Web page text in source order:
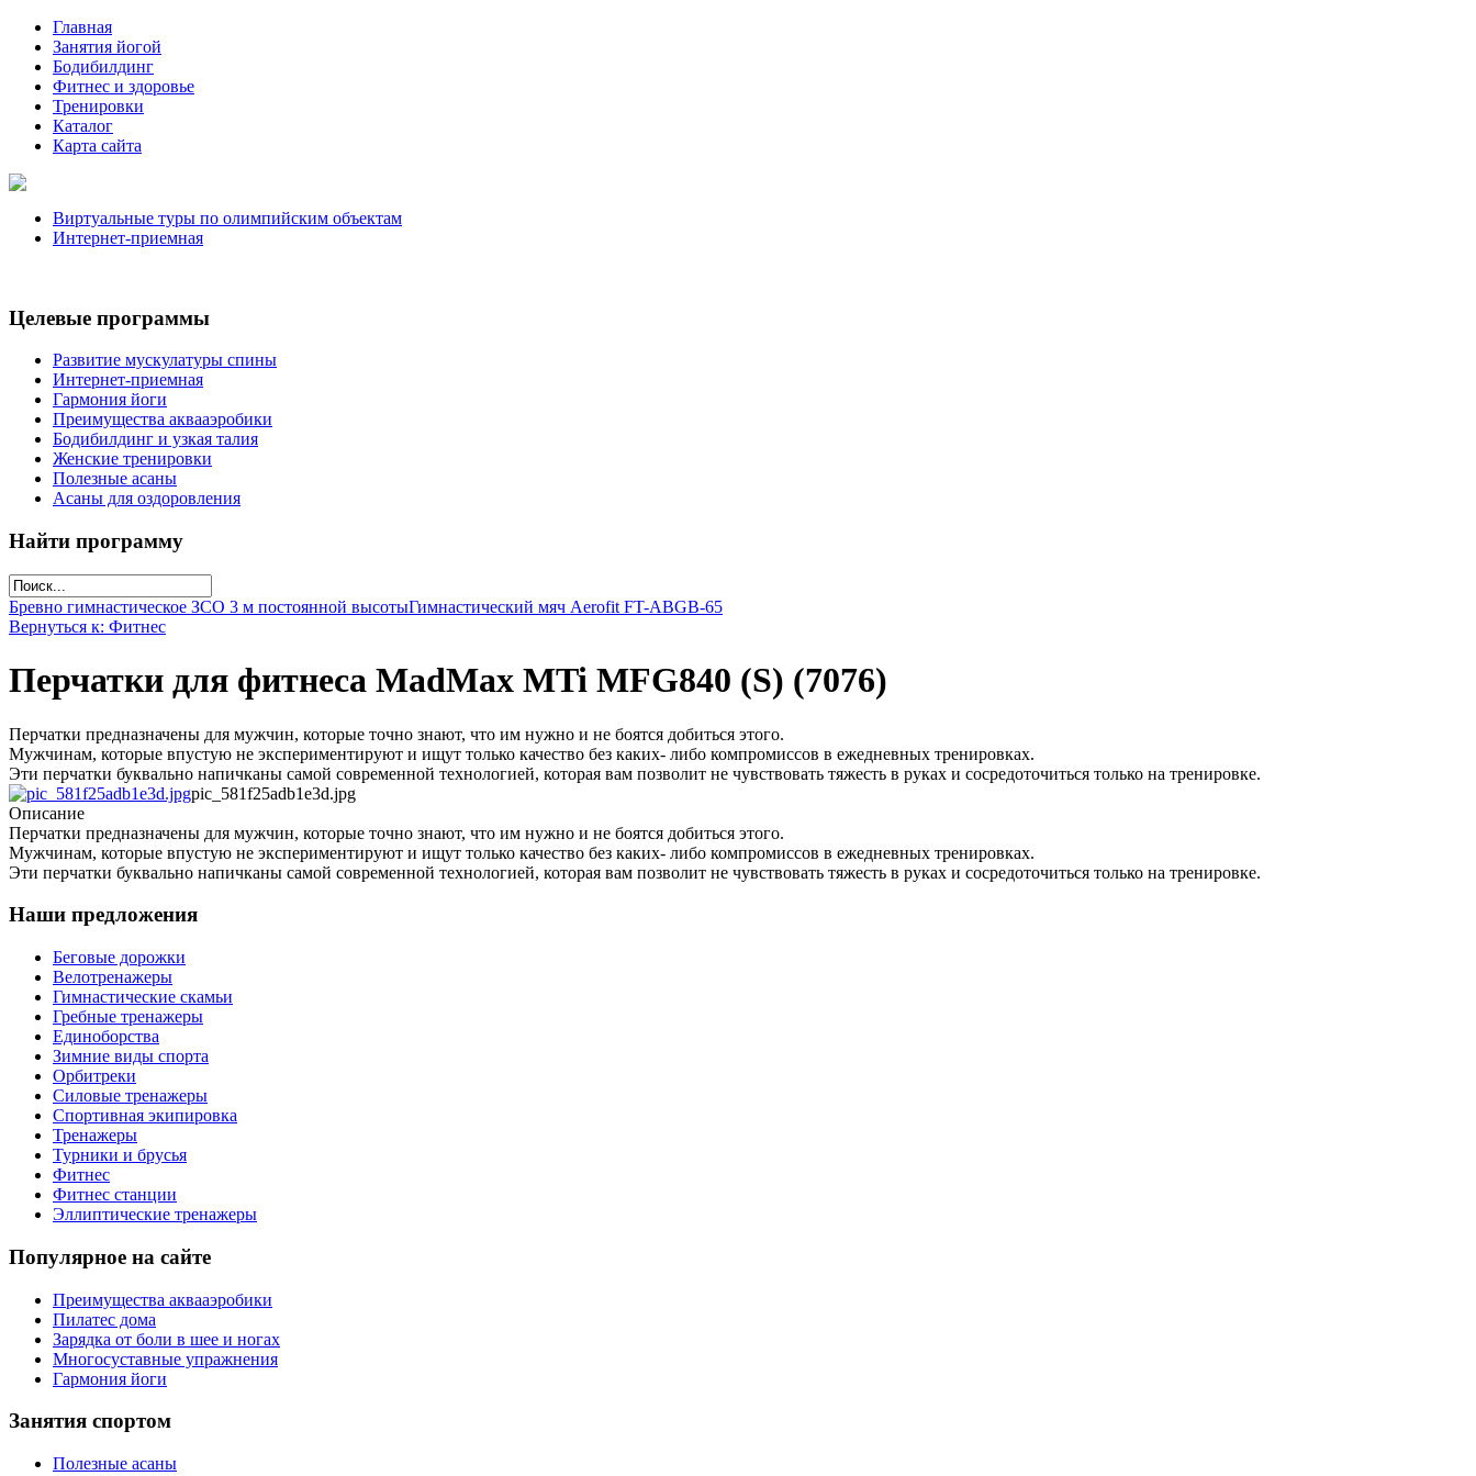
Главная
Занятия йогой
Бодибилдинг
Фитнес и здоровье
Тренировки
Каталог
Карта сайта
Виртуальные туры по олимпийским объектам
Интернет-приемная
Целевые программы
Развитие мускулатуры спины
Интернет-приемная
Гармония йоги
Преимущества аквааэробики
Бодибилдинг и узкая талия
Женские тренировки
Полезные асаны
Асаны для оздоровления
Найти программу
Бревно гимнастическое ЗСО 3 м постоянной высотыГимнастический мяч Aerofit FT-ABGB-65
Вернуться к: Фитнес
Перчатки для фитнеса MadMax MTi MFG840 (S) (7076)
Перчатки предназначены для мужчин, которые точно знают, что им нужно и не боятся добиться этого.
Мужчинам, которые впустую не экспериментируют и ищут только качество без каких- либо компромиссов в ежедневных тренировках.
Эти перчатки буквально напичканы самой современной технологией, которая вам позволит не чувствовать тяжесть в руках и сосредоточиться только на тренировке.
pic_581f25adb1e3d.jpg
Описание
Перчатки предназначены для мужчин, которые точно знают, что им нужно и не боятся добиться этого.
Мужчинам, которые впустую не экспериментируют и ищут только качество без каких- либо компромиссов в ежедневных тренировках.
Эти перчатки буквально напичканы самой современной технологией, которая вам позволит не чувствовать тяжесть в руках и сосредоточиться только на тренировке.
Наши предложения
Беговые дорожки
Велотренажеры
Гимнастические скамьи
Гребные тренажеры
Единоборства
Зимние виды спорта
Орбитреки
Силовые тренажеры
Спортивная экипировка
Тренажеры
Турники и брусья
Фитнес
Фитнес станции
Эллиптические тренажеры
Популярное на сайте
Преимущества аквааэробики
Пилатес дома
Зарядка от боли в шее и ногах
Многосуставные упражнения
Гармония йоги
Занятия спортом
Полезные асаны